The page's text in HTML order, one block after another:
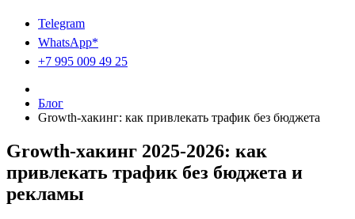
Telegram
WhatsApp*
+7 995 009 49 25
Блог
Growth-хакинг: как привлекать трафик без бюджета
Growth-хакинг 2025-2026: как
привлекать трафик без бюджета и
рекламы